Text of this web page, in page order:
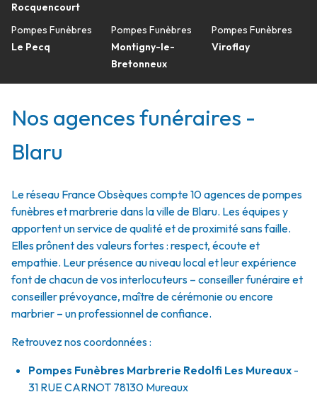
Rocquencourt
Pompes Funèbres
Le Pecq
Pompes Funèbres
Montigny-le-
Bretonneux
Pompes Funèbres
Viroflay
Nos agences funéraires -
Blaru
Le réseau France Obsèques compte 10 agences de pompes
funèbres et marbrerie dans la ville de Blaru. Les équipes y
apportent un service de qualité et de proximité sans faille.
Elles prônent des valeurs fortes : respect, écoute et
empathie. Leur présence au niveau local et leur expérience
font de chacun de vos interlocuteurs – conseiller funéraire et
conseiller prévoyance, maître de cérémonie ou encore
marbrier – un professionnel de confiance.
Retrouvez nos coordonnées :
Pompes Funèbres Marbrerie Redolfi Les Mureaux -
31 RUE CARNOT 78130 Mureaux